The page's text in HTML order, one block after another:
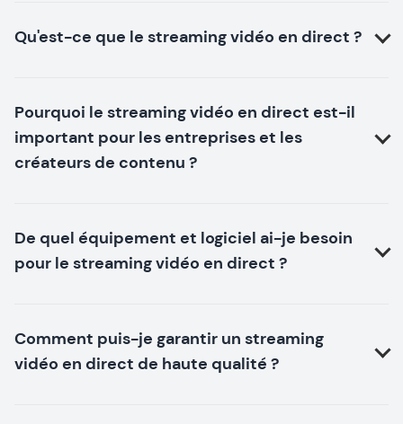
Qu'est-ce que le streaming vidéo en direct ?
Pourquoi le streaming vidéo en direct est-il
important pour les entreprises et les
créateurs de contenu ?
De quel équipement et logiciel ai-je besoin
pour le streaming vidéo en direct ?
Comment puis-je garantir un streaming
vidéo en direct de haute qualité ?